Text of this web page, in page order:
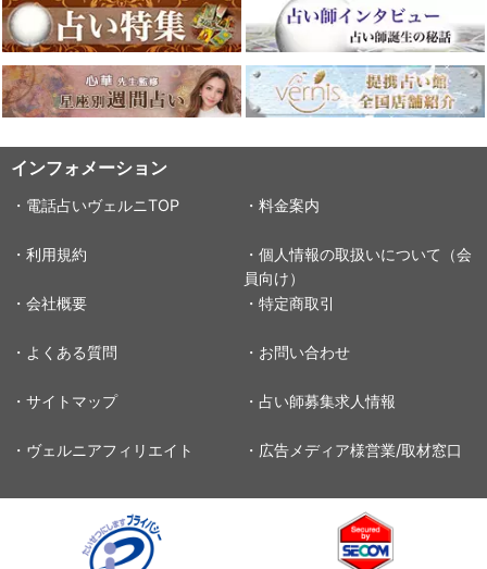
インフォメーション
・電話占いヴェルニTOP ・料金案内
・利用規約
・個人情報の取扱いについて（会
員向け）
・会社概要
・特定商取引
・よくある質問 ・お問い合わせ
・サイトマップ ・占い師募集求人情報
・ヴェルニアフィリエイト ・広告メディア様営業/取材窓口